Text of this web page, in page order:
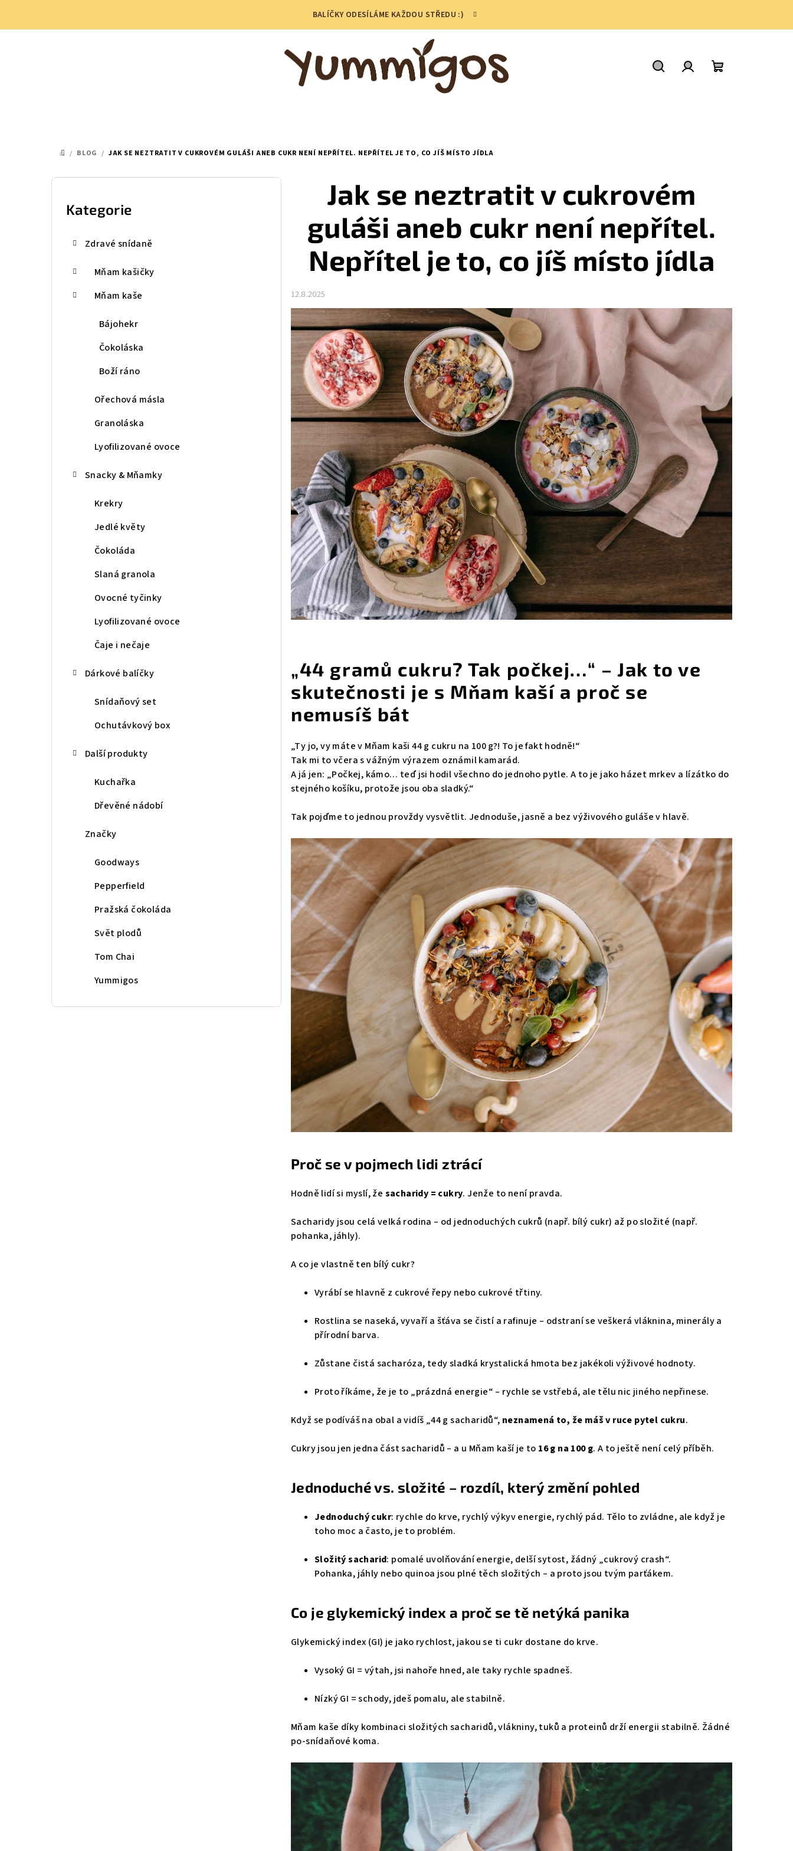
BALÍČKY ODESÍLÁME KAŽDOU STŘEDU :)
DOMŮ
/ BLOG / JAK SE NEZTRATIT V CUKROVÉM GULÁŠI ANEB CUKR NENÍ NEPŘÍTEL. NEPŘÍTEL JE TO, CO JÍŠ MÍSTO JÍDLA
Přeskočit
kategorie
Kategorie
Zdravé snídaně
Mňam kašičky
Mňam kaše
Bájohekr
Čokoláska
Boží ráno
Ořechová másla
Granoláska
Lyofilizované ovoce
Snacky & Mňamky
Krekry
Jedlé květy
Čokoláda
Slaná granola
Ovocné tyčinky
Lyofilizované ovoce
Čaje i nečaje
Dárkové balíčky
Snídaňový set
Ochutávkový box
Další produkty
Kuchařka
Dřevěné nádobí
Značky
Goodways
Pepperfield
Pražská čokoláda
Svět plodů
Tom Chai
Yummigos
Jak se neztratit v cukrovém
guláši aneb cukr není nepřítel.
Nepřítel je to, co jíš místo jídla
12.8.2025
„44 gramů cukru? Tak počkej…“ – Jak to ve
skutečnosti je s Mňam kaší a proč se
nemusíš bát
„Ty jo, vy máte v Mňam kaši 44 g cukru na 100 g?! To je fakt hodně!“
Tak mi to včera s vážným výrazem oznámil kamarád.
A já jen: „Počkej, kámo… teď jsi hodil všechno do jednoho pytle. A to je jako házet mrkev a lízátko do
stejného košíku, protože jsou oba sladký.“
Tak pojďme to jednou provždy vysvětlit. Jednoduše, jasně a bez výživového guláše v hlavě.
Proč se v pojmech lidi ztrácí
Hodně lidí si myslí, že sacharidy = cukry. Jenže to není pravda.
Sacharidy jsou celá velká rodina – od jednoduchých cukrů (např. bílý cukr) až po složité (např.
pohanka, jáhly).
A co je vlastně ten bílý cukr?
Vyrábí se hlavně z cukrové řepy nebo cukrové třtiny.
Rostlina se naseká, vyvaří a šťáva se čistí a rafinuje – odstraní se veškerá vláknina, minerály a
přírodní barva.
Zůstane čistá sacharóza, tedy sladká krystalická hmota bez jakékoli výživové hodnoty.
Proto říkáme, že je to „prázdná energie“ – rychle se vstřebá, ale tělu nic jiného nepřinese.
Když se podíváš na obal a vidíš „44 g sacharidů“, neznamená to, že máš v ruce pytel cukru.
Cukry jsou jen jedna část sacharidů – a u Mňam kaší je to 16 g na 100 g. A to ještě není celý příběh.
Jednoduché vs. složité – rozdíl, který změní pohled
Jednoduchý cukr: rychle do krve, rychlý výkyv energie, rychlý pád. Tělo to zvládne, ale když je
toho moc a často, je to problém.
Složitý sacharid: pomalé uvolňování energie, delší sytost, žádný „cukrový crash“.
Pohanka, jáhly nebo quinoa jsou plné těch složitých – a proto jsou tvým parťákem.
Co je glykemický index a proč se tě netýká panika
Glykemický index (GI) je jako rychlost, jakou se ti cukr dostane do krve.
Vysoký GI = výtah, jsi nahoře hned, ale taky rychle spadneš.
Nízký GI = schody, jdeš pomalu, ale stabilně.
Mňam kaše díky kombinaci složitých sacharidů, vlákniny, tuků a proteinů drží energii stabilně. Žádné
po-snídaňové koma.